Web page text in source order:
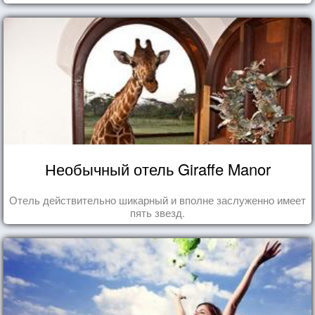
Необычный отель Giraffe Manor
Отель действительно шикарный и вполне заслуженно имеет
пять звезд.